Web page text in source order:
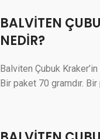
BALVİTEN
NEDİR?
Balviten Çubuk
Bir paket 70 gramdır.